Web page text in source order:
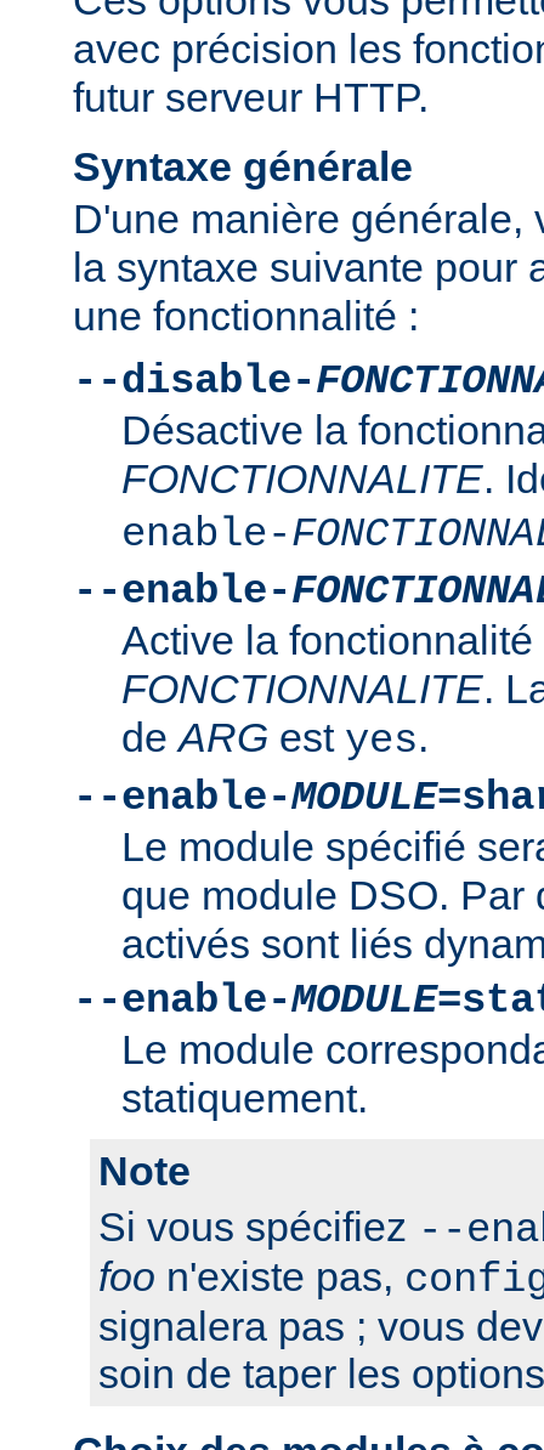
avec précision les
futur serveur HTTP.
Syntaxe générale
D'une manière générale,
la syntaxe suivante pour
une fonctionnalité :
--disable-
Désactive la
FONCTIONNALITE.
enable-
--enable-
Active la fonctionnalité
FONCTIONNALITE.
deARG est yes.
--enable-MODULE
Le module spécifié
que module DSO. Par
activés sont liés
--enable-MODULE
Le module
statiquement.
Note
Si vous spécifiez --
foo n'existe pas,
signalera pas ; vous
soin de taper les